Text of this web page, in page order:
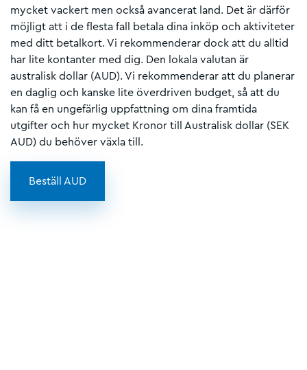
mycket vackert men också avancerat land. Det är därför
möjligt att i de flesta fall betala dina inköp och aktiviteter
med ditt betalkort. Vi rekommenderar dock att du alltid
har lite kontanter med dig. Den lokala valutan är
australisk dollar (AUD). Vi rekommenderar att du planerar
en daglig och kanske lite överdriven budget, så att du
kan få en ungefärlig uppfattning om dina framtida
utgifter och hur mycket Kronor till Australisk dollar (SEK
AUD) du behöver växla till.
Beställ AUD